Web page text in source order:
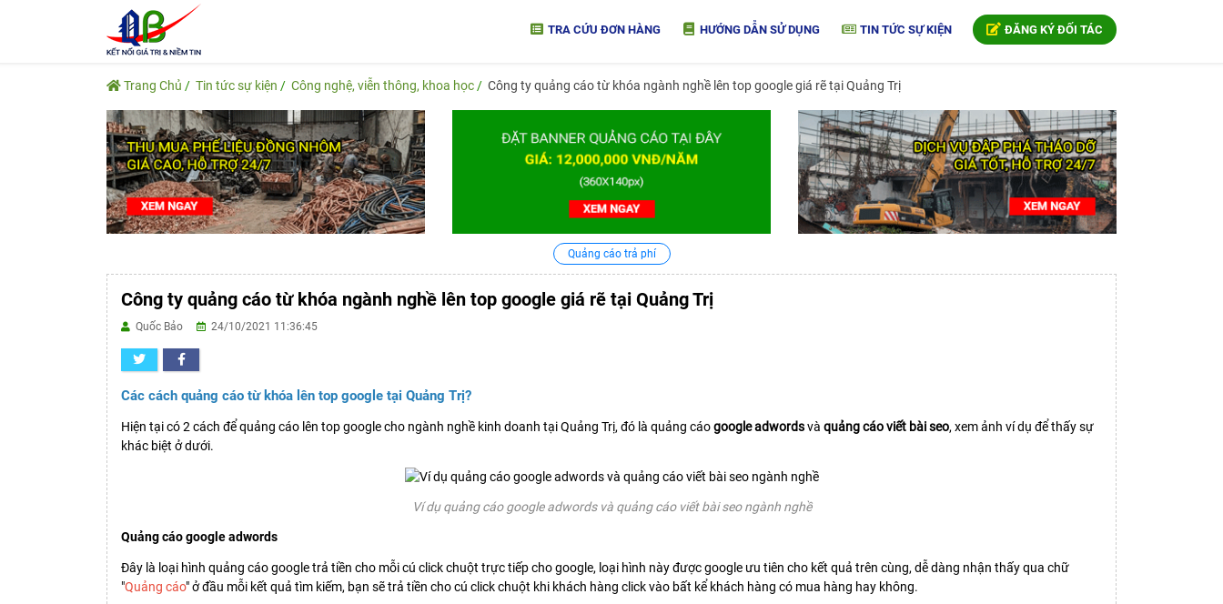
TRA CỨU ĐƠN HÀNG HƯỚNG DẪN SỬ DỤNG TIN TỨC SỰ KIỆN ĐĂNG KÝ ĐỐI TÁC
Trang Chủ Tin tức sự kiện Công nghệ, viễn thông, khoa học Công ty quảng cáo từ khóa ngành nghề lên top google giá rẽ tại Quảng Trị
Quảng cáo trả phí
Công ty quảng cáo từ khóa ngành nghề lên top google giá rẽ tại Quảng Trị
Quốc Bảo 24/10/2021 11:36:45
Các cách quảng cáo từ khóa lên top google tại Quảng Trị?
Hiện tại có 2 cách để quảng cáo lên top google cho ngành nghề kinh doanh tại Quảng Trị, đó là quảng cáogoogle adwordsvà quảng cáo viết bài seo, xem ảnh ví dụ để thấy sự
khác biệt ở dưới.
Ví dụ quảng cáo google adwords và quảng cáo viết bài seo ngành nghề
Quảng cáo google adwords
Đây là loại hình quảng cáo google trả tiền cho mỗi cú click chuột trực tiếp cho google, loại hình này được google ưu tiên cho kết quả trên cùng, dễ dàng nhận thấy qua chữ
"Quảng cáo" ở đầu mỗi kết quả tìm kiếm, bạn sẽ trả tiền cho cú click chuột khi khách hàng click vào bất kể khách hàng có mua hàng hay không.